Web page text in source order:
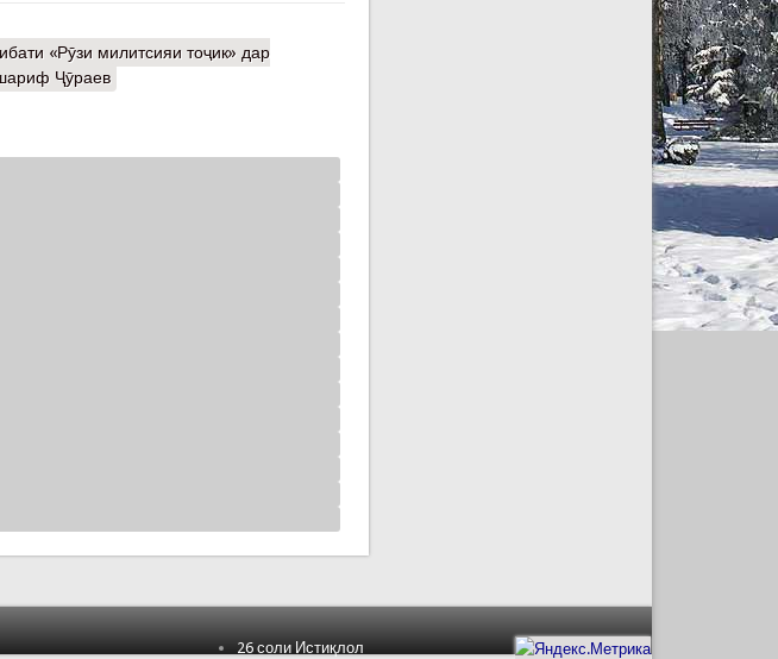
«Рӯзи милитсияи тоҷик» дар
Ҷӯраев
26 соли Истиқлол